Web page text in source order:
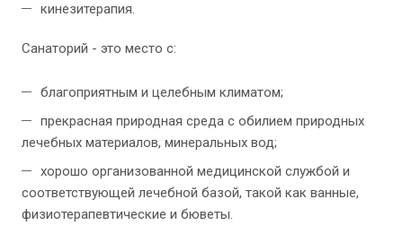
кинезитерапия.
Санаторий - это место с:
благоприятным и целебным климатом;
прекрасная природная среда с обилием природных
лечебных материалов, минеральных вод;
хорошо организованной медицинской службой и
соответствующей лечебной базой, такой как ванные,
физиотерапевтические и бюветы.